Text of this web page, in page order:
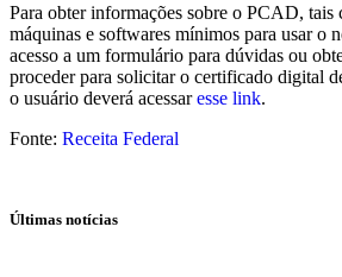
Para obter informações sobre o PCAD, tais
máquinas e softwares mínimos para usar o
acesso a um formulário para dúvidas ou
proceder para solicitar o certificado digital
o usuário deverá acessaresse link.
Fonte: Receita Federal
Últimas notícias